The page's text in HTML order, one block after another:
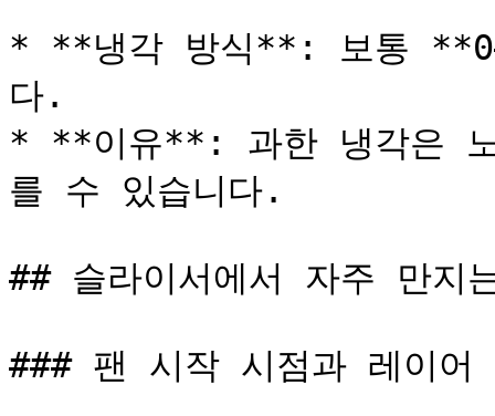
* **냉각 방식**: 보통
다.
* **이유**: 과한 냉각은 노
를 수 있습니다.
## 슬라이서에서 자주 만지
### 팬 시작 시점과 레이어